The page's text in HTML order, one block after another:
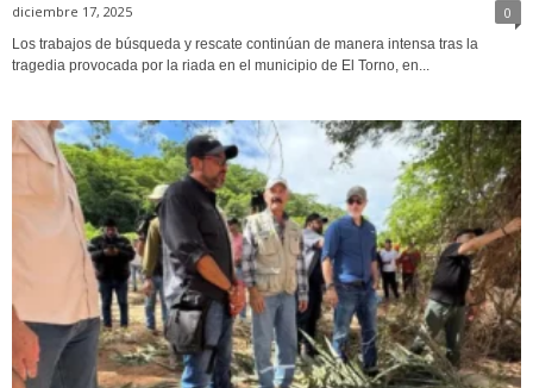
diciembre 17, 2025 0
Los trabajos de búsqueda y rescate continúan de manera intensa tras la
tragedia provocada por la riada en el municipio de El Torno, en...